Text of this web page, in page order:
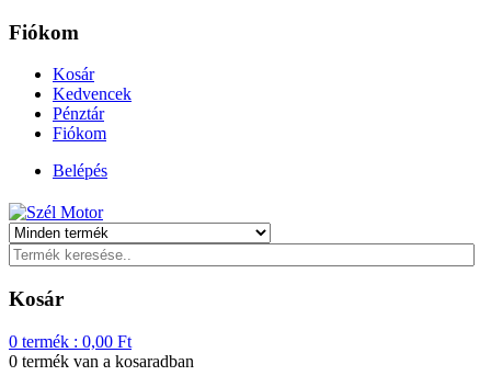
Fiókom
Kosár
Kedvencek
Pénztár
Fiókom
Belépés
Kosár
0 termék : 0,00 Ft
0 termék van a kosaradban